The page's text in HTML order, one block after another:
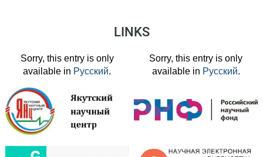
LINKS
Sorry, this entry is only
available in Русский.
Sorry, this entry is only
available in Русский.